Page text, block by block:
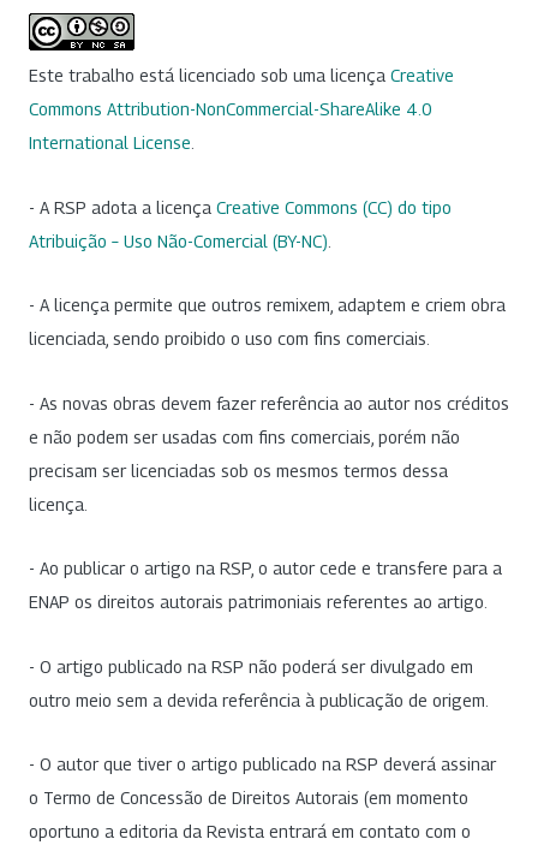
Este trabalho está licenciado sob uma licença Creative
Commons Attribution-NonCommercial-ShareAlike 4.0
International License
- A RSP adota a licença Creative Commons (CC) do tipo
Atribuição – Uso Não-Comercial (BY-NC)
- A licença permite que outros remixem, adaptem e criem obra
licenciada, sendo proibido o uso com fins comerciais.
- As novas obras devem fazer referência ao autor nos créditos
e não podem ser usadas com fins comerciais, porém não
precisam ser licenciadas sob os mesmos termos dessa
licença.
- Ao publicar o artigo na RSP, o autor cede e transfere para a
ENAP os direitos autorais patrimoniais referentes ao artigo.
- O artigo publicado na RSP não poderá ser divulgado em
outro meio sem a devida referência à publicação de origem.
- O autor que tiver o artigo publicado na RSP deverá assinar
o Termo de Concessão de Direitos Autorais (em momento
oportuno a editoria da Revista entrará em contato com o